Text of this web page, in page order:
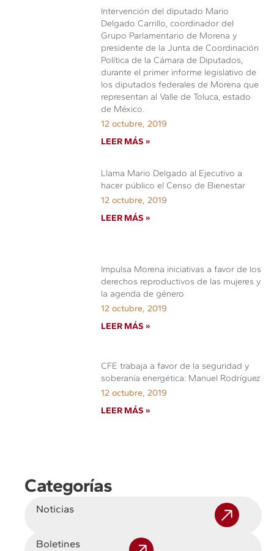
Intervención del diputado Mario
Delgado Carrillo, coordinador del
Grupo Parlamentario de Morena y
presidente de la Junta de Coordinación
Política de la Cámara de Diputados,
durante el primer informe legislativo de
los diputados federales de Morena que
representan al Valle de Toluca, estado
de México.
12 octubre, 2019
LEER MÁS »
Llama Mario Delgado al Ejecutivo a
hacer público el Censo de Bienestar
12 octubre, 2019
LEER MÁS »
Impulsa Morena iniciativas a favor de los
derechos reproductivos de las mujeres y
la agenda de género
12 octubre, 2019
LEER MÁS »
CFE trabaja a favor de la seguridad y
soberanía energética: Manuel Rodríguez
12 octubre, 2019
LEER MÁS »
Categorías
Noticias
Boletines